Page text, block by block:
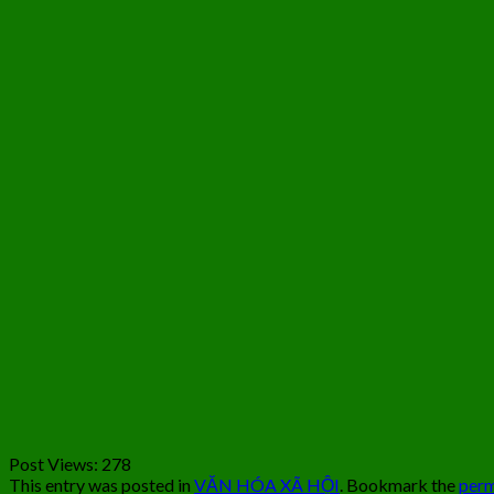
Post Views: 278
This entry was posted in VĂN HÓA XÃ HỘI. Bookmark the